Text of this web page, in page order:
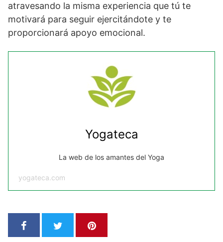
atravesando la misma experiencia que tú te
motivará para seguir ejercitándote y te
proporcionará apoyo emocional.
Yogateca
La web de los amantes del Yoga
yogateca.com